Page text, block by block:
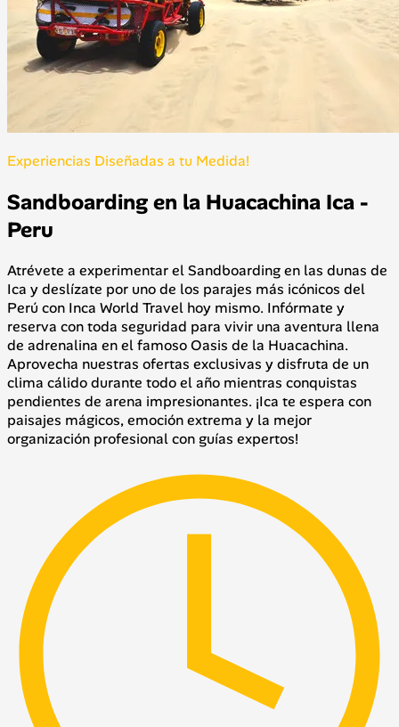
Experiencias Diseñadas a tu Medida!
Sandboarding en la Huacachina Ica -
Peru
Atrévete a experimentar el Sandboarding en las dunas de
Ica y deslízate por uno de los parajes más icónicos del
Perú con Inca World Travel hoy mismo. Infórmate y
reserva con toda seguridad para vivir una aventura llena
de adrenalina en el famoso Oasis de la Huacachina.
Aprovecha nuestras ofertas exclusivas y disfruta de un
clima cálido durante todo el año mientras conquistas
pendientes de arena impresionantes. ¡Ica te espera con
paisajes mágicos, emoción extrema y la mejor
organización profesional con guías expertos!